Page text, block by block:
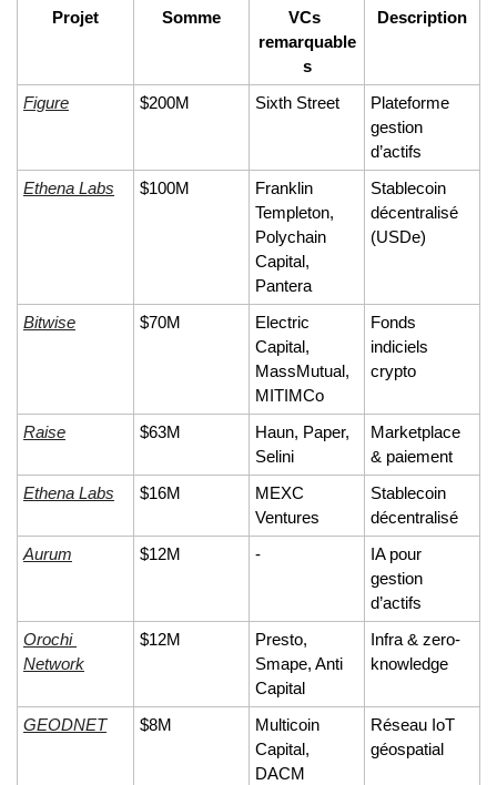
Projet Somme
VCs
remarquable
s
Description
Figure $200M Sixth Street
Plateforme
gestion
d’actifs
Ethena Labs
$100M
Franklin
Templeton,
Polychain
Capital,
Pantera
Stablecoin
décentralisé
(USDe)
Bitwise $70M
Electric
Capital,
MassMutual,
MITIMCo
Fonds
indiciels
crypto
Raise $63M
Haun, Paper,
Selini
Marketplace
& paiement
Ethena Labs
$16M
MEXC
Ventures
Stablecoin
décentralisé
Aurum
$12M -
IA pour
gestion
d’actifs
Orochi
Network
$12M
Presto,
Smape, Anti
Capital
Infra & zero-
knowledge
GEODNET $8M
Multicoin
Capital,
DACM
Réseau IoT
géospatial